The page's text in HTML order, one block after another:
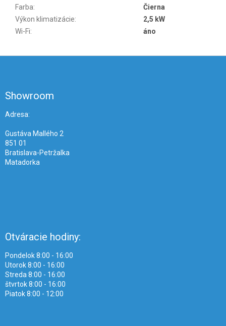
Farba:
Čierna
Výkon klimatizácie:
2,5 kW
Wi-Fi: áno
Showroom
Adresa:
Gustáva Mallého 2
851 01
Bratislava-Petržalka
Matadorka
Otváracie hodiny:
Pondelok 8:00 - 16:00
Utorok 8:00 - 16:00
Streda 8:00 - 16:00
štvrtok 8:00 - 16:00
Piatok 8:00 - 12:00